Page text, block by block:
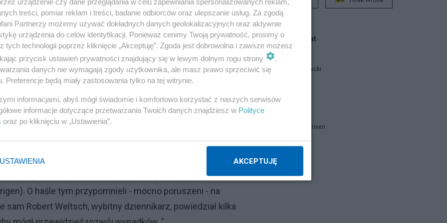
Hannah Arendt:
Reklama
obywatelami drugiej kategorii. (...)Nie musiało to
to raczej kwestia dumy: "Noś z dumą Żółtą Gwiazdę",
wymyślone przez Roberta Weltscha, naczelnego
emocjonalną owego czasu. Polemiczne ostrze
(l kwietnia 1933) -a więc na ponad sześć lat przed
żółtej gwiazdy na białym tle - wymierzone było
pogodzić się z "rewolucyjnym biegiem wydarzeń" i
O haśle tym przypomnieli - mocno poruszeni - na
Robert Weltsch, wybitny dziennikarz, powiedział kilka
Blogi na ten temat
Jan Filip Libicki
report
Marcin B. Brixen
Napisz notkę
treści, pomiar reklam i treści, badanie odbiorców oraz ulepszanie usług. Za zgodą
Partnerzy możemy używać dokładnych danych geolokalizacyjnych oraz aktywnie
urządzenia do celów identyfikacji. Ponieważ cenimy Twoją prywatność, prosimy o
tych technologii poprzez kliknięcie „Akceptuję”. Zgoda jest dobrowolna i zawsze możesz
przycisk ustawień prywatności znajdujący się w lewym dolnym rogu strony
.
danych nie wymagają zgody użytkownika, ale masz prawo sprzeciwić się
Preferencje będą miały zastosowania tylko na tej witrynie.
informacjami, abyś mógł świadomie i komfortowo korzystać z naszych serwisów
informacje dotyczące przetwarzania Twoich danych znajdziesz w Polityce
oraz po kliknięciu w „Ustawienia”.
USTAWIENIA AKCEPTUJĘ